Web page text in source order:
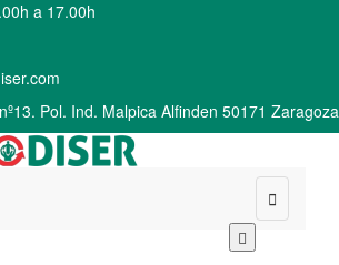
a 17.00h
Pol. Ind. Malpica Alfinden 50171 Zaragoza
